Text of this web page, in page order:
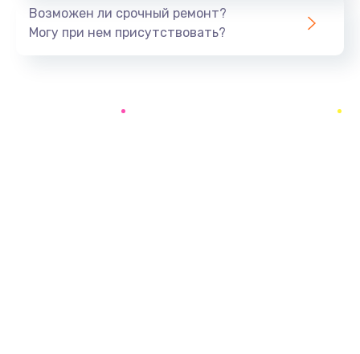
Заказать
Возможен ли срочный ремонт?
Могу при нем присутствовать?